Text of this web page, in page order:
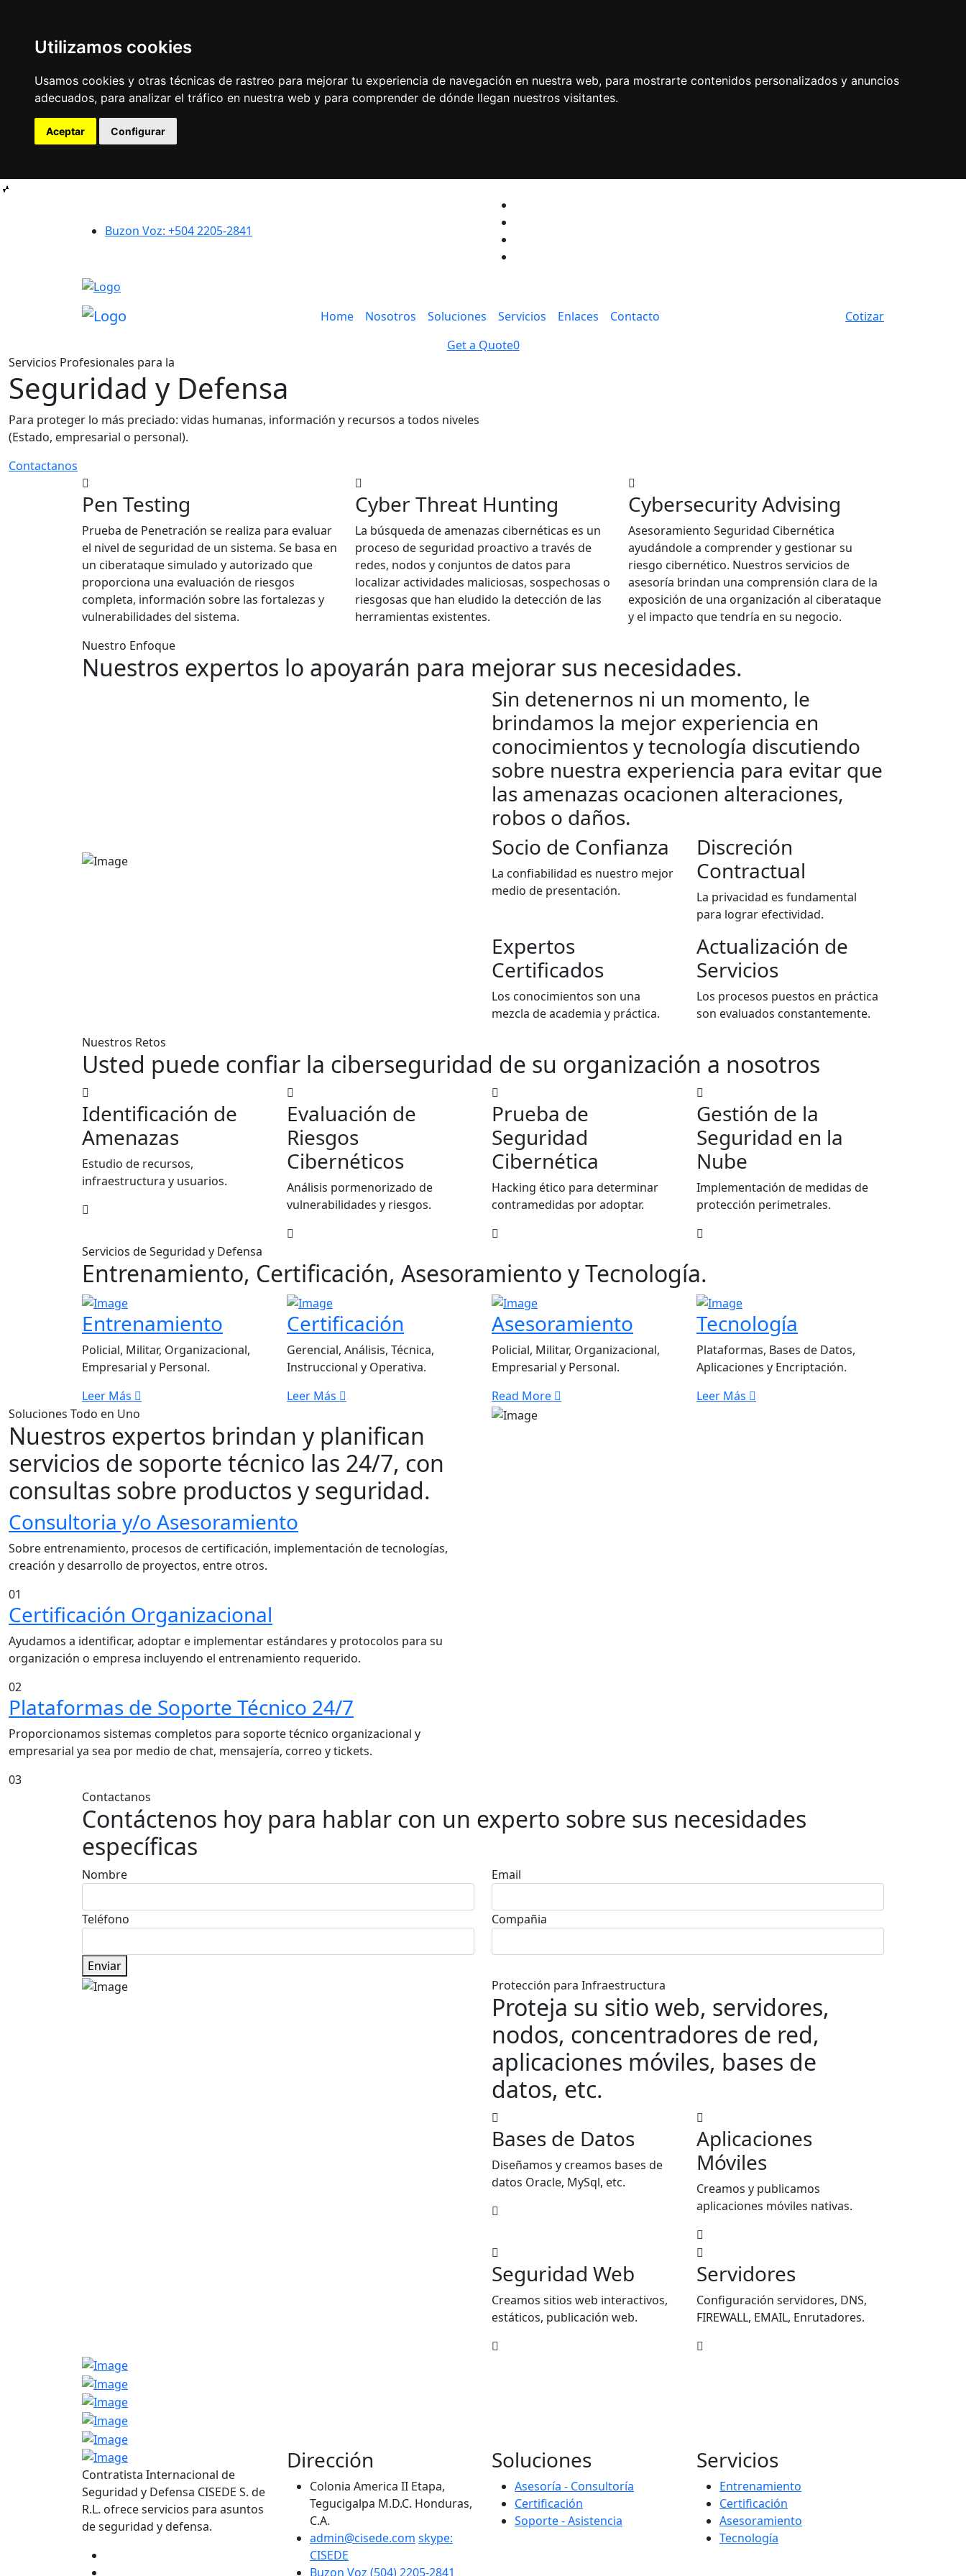
Utilizamos cookies
Usamos cookies y otras técnicas de rastreo para mejorar tu experiencia de navegación en nuestra web, para mostrarte contenidos personalizados y anuncios
adecuados, para analizar el tráfico en nuestra web y para comprender de dónde llegan nuestros visitantes.
Aceptar Configurar
Buzon Voz: +504 2205-2841
Home Nosotros Soluciones Servicios Enlaces Contacto
Cotizar
Get a Quote0
Servicios Profesionales para la
Seguridad y Defensa
Para proteger lo más preciado: vidas humanas, información y recursos a todos niveles
(Estado, empresarial o personal).
Contactanos
Pen Testing
Prueba de Penetración se realiza para evaluar
el nivel de seguridad de un sistema. Se basa en
un ciberataque simulado y autorizado que
proporciona una evaluación de riesgos
completa, información sobre las fortalezas y
vulnerabilidades del sistema.
Cyber Threat Hunting
La búsqueda de amenazas cibernéticas es un
proceso de seguridad proactivo a través de
redes, nodos y conjuntos de datos para
localizar actividades maliciosas, sospechosas o
riesgosas que han eludido la detección de las
herramientas existentes.
Cybersecurity Advising
Asesoramiento Seguridad Cibernética
ayudándole a comprender y gestionar su
riesgo cibernético. Nuestros servicios de
asesoría brindan una comprensión clara de la
exposición de una organización al ciberataque
y el impacto que tendría en su negocio.
Nuestro Enfoque
Nuestros expertos lo apoyarán para mejorar sus necesidades.
Sin detenernos ni un momento, le
brindamos la mejor experiencia en
conocimientos y tecnología discutiendo
sobre nuestra experiencia para evitar que
las amenazas ocacionen alteraciones,
robos o daños.
Socio de Confianza
La confiabilidad es nuestro mejor
medio de presentación.
Discreción
Contractual
La privacidad es fundamental
para lograr efectividad.
Expertos
Certificados
Los conocimientos son una
mezcla de academia y práctica.
Actualización de
Servicios
Los procesos puestos en práctica
son evaluados constantemente.
Nuestros Retos
Usted puede confiar la ciberseguridad de su organización a nosotros
Identificación de
Amenazas
Estudio de recursos,
infraestructura y usuarios.
Evaluación de
Riesgos
Cibernéticos
Análisis pormenorizado de
vulnerabilidades y riesgos.
Prueba de
Seguridad
Cibernética
Hacking ético para determinar
contramedidas por adoptar.
Gestión de la
Seguridad en la
Nube
Implementación de medidas de
protección perimetrales.
Servicios de Seguridad y Defensa
Entrenamiento, Certificación, Asesoramiento y Tecnología.
Entrenamiento
Policial, Militar, Organizacional,
Empresarial y Personal.
Leer Más
Certificación
Gerencial, Análisis, Técnica,
Instruccional y Operativa.
Leer Más
Asesoramiento
Policial, Militar, Organizacional,
Empresarial y Personal.
Read More
Tecnología
Plataformas, Bases de Datos,
Aplicaciones y Encriptación.
Leer Más
Soluciones Todo en Uno
Nuestros expertos brindan y planifican
servicios de soporte técnico las 24/7, con
consultas sobre productos y seguridad.
Consultoria y/o Asesoramiento
Sobre entrenamiento, procesos de certificación, implementación de tecnologías,
creación y desarrollo de proyectos, entre otros.
01
Certificación Organizacional
Ayudamos a identificar, adoptar e implementar estándares y protocolos para su
organización o empresa incluyendo el entrenamiento requerido.
02
Plataformas de Soporte Técnico 24/7
Proporcionamos sistemas completos para soporte técnico organizacional y
empresarial ya sea por medio de chat, mensajería, correo y tickets.
03
Contactanos
Contáctenos hoy para hablar con un experto sobre sus necesidades
específicas
Nombre Email
Teléfono Compañia
Enviar
Protección para Infraestructura
Proteja su sitio web, servidores,
nodos, concentradores de red,
aplicaciones móviles, bases de
datos, etc.
Bases de Datos
Diseñamos y creamos bases de
datos Oracle, MySql, etc.
Aplicaciones
Móviles
Creamos y publicamos
aplicaciones móviles nativas.
Seguridad Web
Creamos sitios web interactivos,
estáticos, publicación web.
Servidores
Configuración servidores, DNS,
FIREWALL, EMAIL, Enrutadores.
Contratista Internacional de
Seguridad y Defensa CISEDE S. de
R.L. ofrece servicios para asuntos
de seguridad y defensa.
Dirección
Colonia America II Etapa,
Tegucigalpa M.D.C. Honduras,
C.A.
admin@cisede.com skype:
CISEDE
Buzon Voz (504) 2205-2841
Soluciones
Asesoría - Consultoría
Certificación
Soporte - Asistencia
Servicios
Entrenamiento
Certificación
Asesoramiento
Tecnología